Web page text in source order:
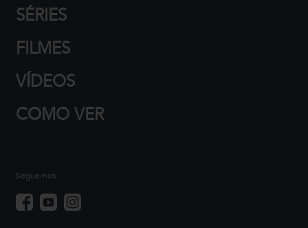
SÉRIES
FILMES
VÍDEOS
COMO VER
Segue-nos